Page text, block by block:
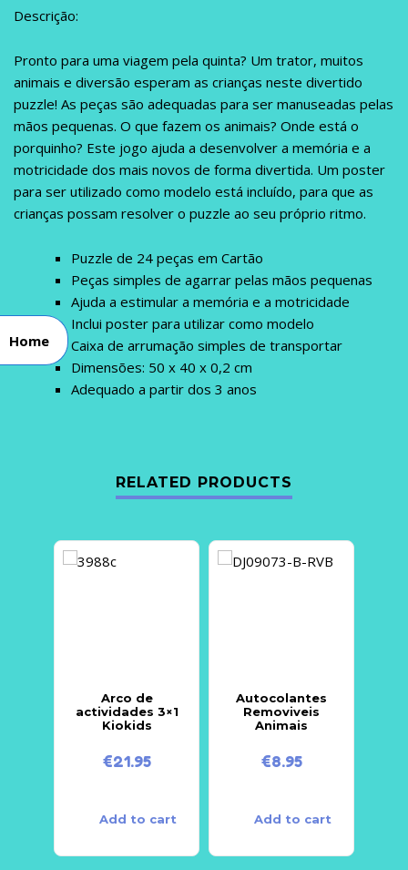
Descrição:
Pronto para uma viagem pela quinta? Um trator, muitos
animais e diversão esperam as crianças neste divertido
puzzle! As peças são adequadas para ser manuseadas pelas
mãos pequenas. O que fazem os animais? Onde está o
porquinho? Este jogo ajuda a desenvolver a memória e a
motricidade dos mais novos de forma divertida. Um poster
para ser utilizado como modelo está incluído, para que as
crianças possam resolver o puzzle ao seu próprio ritmo.
Puzzle de 24 peças em Cartão
Peças simples de agarrar pelas mãos pequenas
Ajuda a estimular a memória e a motricidade
Inclui poster para utilizar como modelo
Caixa de arrumação simples de transportar
Dimensões: 50 x 40 x 0,2 cm
Adequado a partir dos 3 anos
RELATED PRODUCTS
Arco de
actividades 3×1
Kiokids
€21.95
Add to cart
Autocolantes
Removiveis
Animais
€8.95
Add to cart
Home